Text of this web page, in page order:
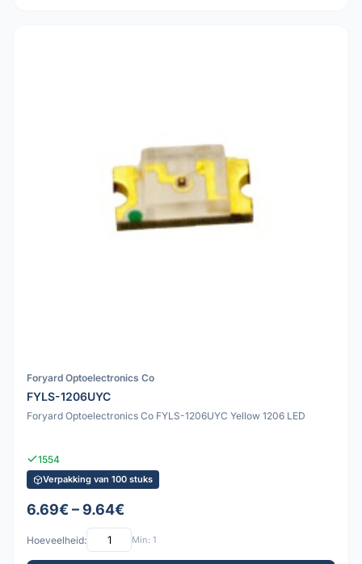
Foryard Optoelectronics Co
FYLS-1206UYC
Foryard Optoelectronics Co FYLS-1206UYC Yellow 1206 LED
1554
Verpakking van 100 stuks
6.69€ – 9.64€
Hoeveelheid: Min: 1